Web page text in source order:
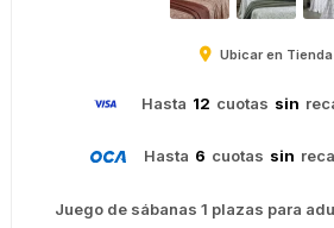
Ubicar en Tienda
Hasta 12 cuotas sin
Hasta 6 cuotas sin
Juego de sábanas 1 plazas para